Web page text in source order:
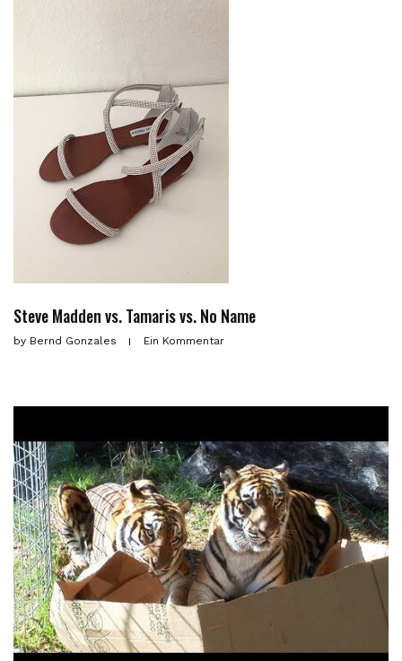
Steve Madden vs. Tamaris vs. No Name
by Bernd Gonzales Ein Kommentar